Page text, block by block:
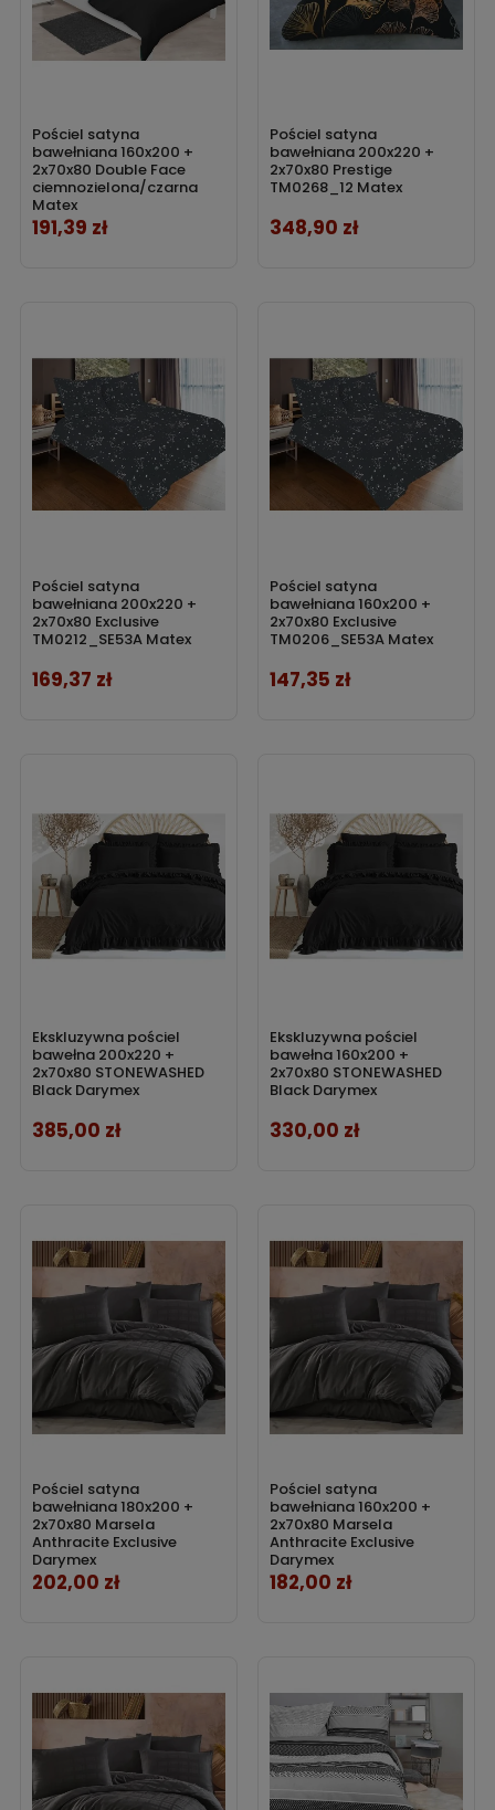
Pościel satyna
bawełniana 160x200 +
2x70x80 Double Face
ciemnozielona/czarna
Matex
Cena
191,39 zł
Pościel satyna
bawełniana 200x220 +
2x70x80 Prestige
TM0268_12 Matex
Cena
348,90 zł
Pościel satyna
bawełniana 200x220 +
2x70x80 Exclusive
TM0212_SE53A Matex
Cena
169,37 zł
Pościel satyna
bawełniana 160x200 +
2x70x80 Exclusive
TM0206_SE53A Matex
Cena
147,35 zł
Ekskluzywna pościel
bawełna 200x220 +
2x70x80 STONEWASHED
Black Darymex
Cena
385,00 zł
Ekskluzywna pościel
bawełna 160x200 +
2x70x80 STONEWASHED
Black Darymex
Cena
330,00 zł
Pościel satyna
bawełniana 180x200 +
2x70x80 Marsela
Anthracite Exclusive
Darymex
Cena
202,00 zł
Pościel satyna
bawełniana 160x200 +
2x70x80 Marsela
Anthracite Exclusive
Darymex
Cena
182,00 zł